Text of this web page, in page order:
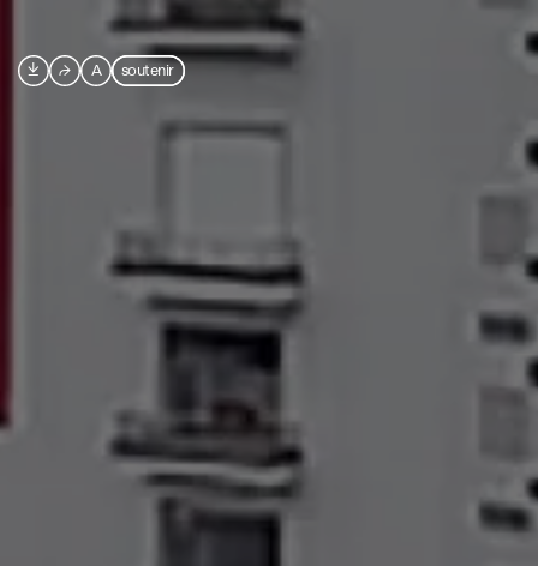
 ⮫ A soutenir